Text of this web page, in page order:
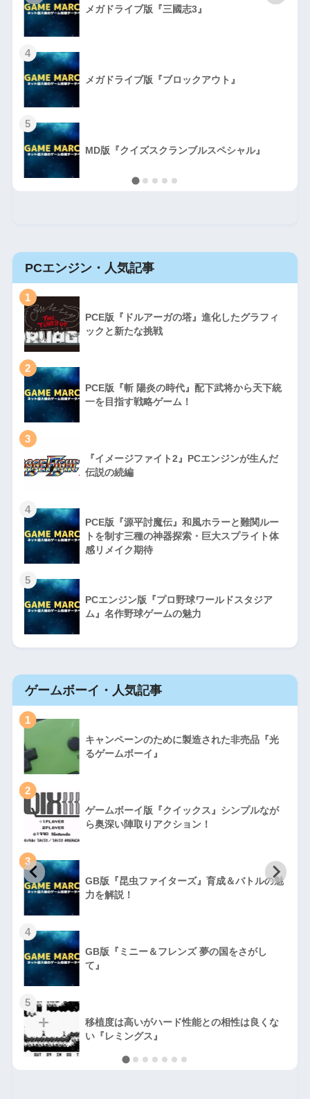
メガドライブ版『三國志3』
4
メガドライブ版『ブロックアウト』
5
MD版『クイズスクランブルスペシャル』
PCエンジン・人気記事
1
PCE版『ドルアーガの塔』進化したグラフィ
ックと新たな挑戦
2
PCE版『斬 陽炎の時代』配下武将から天下統
一を目指す戦略ゲーム！
3
『イメージファイト2』PCエンジンが生んだ
伝説の続編
4
PCE版『源平討魔伝』和風ホラーと難関ルー
トを制す三種の神器探索・巨大スプライト体
感リメイク期待
5
PCエンジン版『プロ野球ワールドスタジア
ム』名作野球ゲームの魅力
ゲームボーイ・人気記事
1
キャンペーンのために製造された非売品『光
るゲームボーイ』
2
ゲームボーイ版『クイックス』シンプルなが
ら奥深い陣取りアクション！
3
GB版『昆虫ファイターズ』育成＆バトルの魅
力を解説！
4
GB版『ミニー＆フレンズ 夢の国をさがし
て』
5
移植度は高いがハード性能との相性は良くな
い『レミングス』